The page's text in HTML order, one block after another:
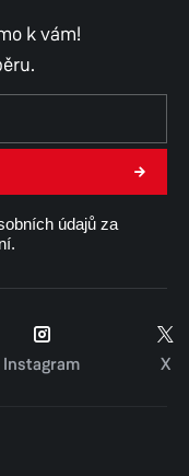
k vám!
údajů za
Instagram X